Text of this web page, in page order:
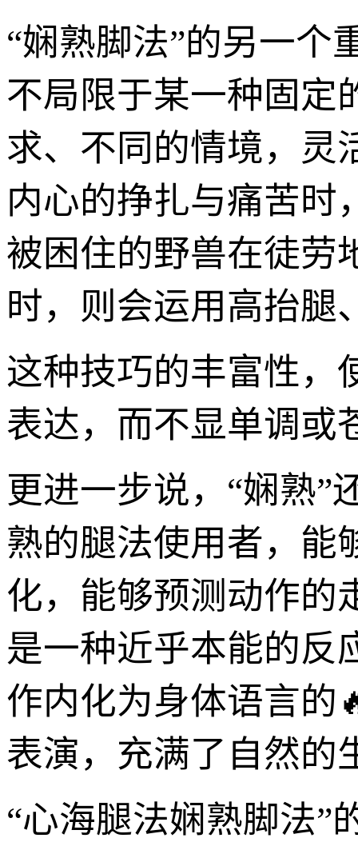
“娴熟脚法”的另一个
不局限于某一种固定
求、不同的情境，灵
内心的挣扎与痛苦时
被困住的野兽在徒劳
时，则会运用高抬腿
这种技巧的丰富性，
表达，而不显单调或
更进一步说，“娴熟”
熟的腿法使用者，能
化，能够预测动作的
是一种近乎本能的反
作内化为身体语言的
表演，充满了自然的
“心海腿法娴熟脚法”